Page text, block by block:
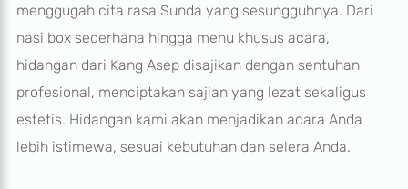
menggugah cita rasa Sunda yang sesungguhnya. Dari
nasi box sederhana hingga menu khusus acara,
hidangan dari Kang Asep disajikan dengan sentuhan
profesional, menciptakan sajian yang lezat sekaligus
estetis. Hidangan kami akan menjadikan acara Anda
lebih istimewa, sesuai kebutuhan dan selera Anda.